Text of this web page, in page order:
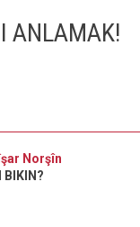
ANLAMAK!
Norşîn
BIKIN?